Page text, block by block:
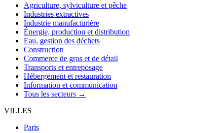
Agriculture, sylviculture et pêche
Industries extractives
Industrie manufacturière
Énergie, production et distribution
Eau, gestion des déchets
Construction
Commerce de gros et de détail
Transports et entreposage
Hébergement et restauration
Information et communication
Tous les secteurs →
VILLES
Paris